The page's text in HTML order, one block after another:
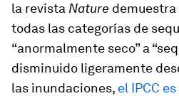
la revista Nature
todas las categorías de
“anormalmente seco” a
disminuido ligeramente
las inundaciones, el IPCC